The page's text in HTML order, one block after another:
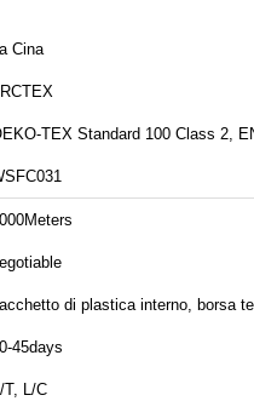
Cina
TEX Standard 100 Class 2,
di plastica interno, borsa
45days
T, L/C